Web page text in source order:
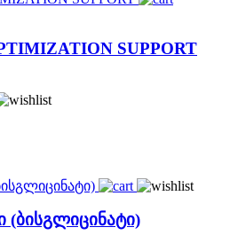
SUPPORT
(ბისგლიცინატი)